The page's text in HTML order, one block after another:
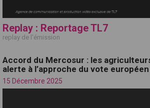
Replay : Reportage TL7
replay de l'émission
Accord du Mercosur : les
alerte à l’approche du vote européen
15 Décembre 2025